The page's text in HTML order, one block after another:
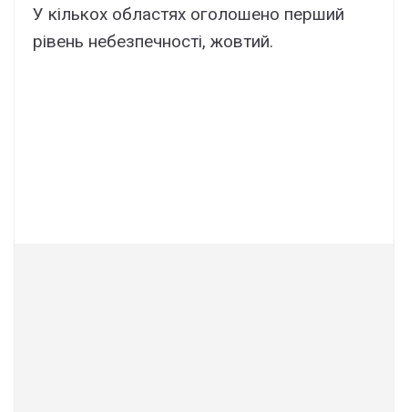
У кількох областях оголошено перший
рівень небезпечності, жовтий.